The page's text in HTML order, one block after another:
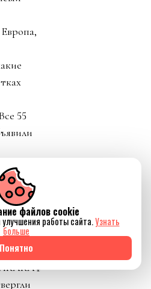
55
ФИФА
41
файлов cookie
работы сайта.Узнать
больше
Понятно